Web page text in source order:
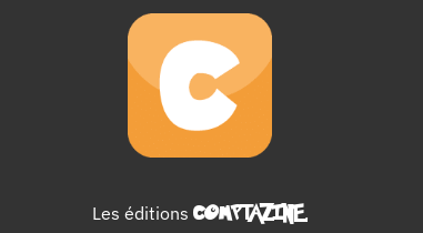
Les éditions COMPTAZINE.